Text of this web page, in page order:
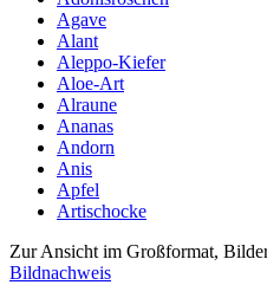
Agave
Alant
Aleppo-Kiefer
Aloe-Art
Alraune
Ananas
Andorn
Anis
Apfel
Artischocke
Zur Ansicht im Großformat,
Bildnachweis